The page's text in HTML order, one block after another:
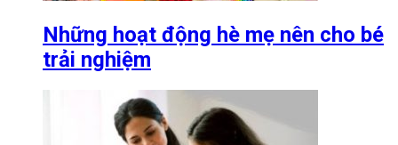
Những hoạt động hè mẹ nên cho bé
trải nghiệm